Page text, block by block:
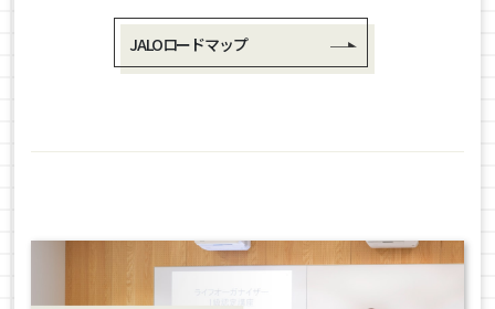
JALOロードマップ